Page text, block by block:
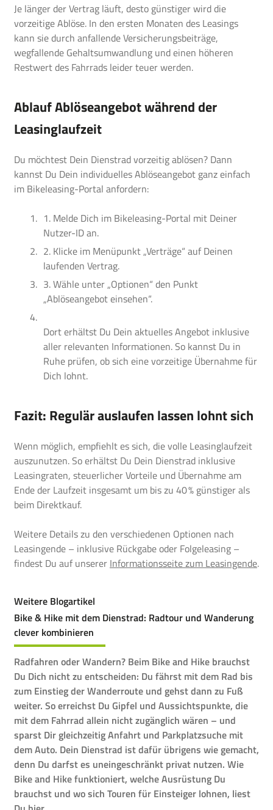
Je länger der Vertrag läuft, desto günstiger wird die
vorzeitige Ablöse. In den ersten Monaten des Leasings
kann sie durch anfallende Versicherungsbeiträge,
wegfallende Gehaltsumwandlung und einen höheren
Restwert des Fahrrads leider teuer werden.
Ablauf Ablöseangebot während der
Leasinglaufzeit
Du möchtest Dein Dienstrad vorzeitig ablösen? Dann
kannst Du Dein individuelles Ablöseangebot ganz einfach
im Bikeleasing-Portal anfordern:
1. Melde Dich im Bikeleasing-Portal mit Deiner
Nutzer-ID an.
2. Klicke im Menüpunkt „Verträge“ auf Deinen
laufenden Vertrag.
3. Wähle unter „Optionen“ den Punkt
„Ablöseangebot einsehen“.
Dort erhältst Du Dein aktuelles Angebot inklusive
aller relevanten Informationen. So kannst Du in
Ruhe prüfen, ob sich eine vorzeitige Übernahme für
Dich lohnt.
Fazit: Regulär auslaufen lassen lohnt sich
Wenn möglich, empfiehlt es sich, die volle Leasinglaufzeit
auszunutzen. So erhältst Du Dein Dienstrad inklusive
Leasingraten, steuerlicher Vorteile und Übernahme am
Ende der Laufzeit insgesamt um bis zu 40 % günstiger als
beim Direktkauf.
Weitere Details zu den verschiedenen Optionen nach
Leasingende – inklusive Rückgabe oder Folgeleasing –
findest Du auf unserer Informationsseite zum Leasingende.
Weitere Blogartikel
Bike & Hike mit dem Dienstrad: Radtour und Wanderung
clever kombinieren
Radfahren oder Wandern? Beim Bike and Hike brauchst
Du Dich nicht zu entscheiden: Du fährst mit dem Rad bis
zum Einstieg der Wanderroute und gehst dann zu Fuß
weiter. So erreichst Du Gipfel und Aussichtspunkte, die
mit dem Fahrrad allein nicht zugänglich wären – und
sparst Dir gleichzeitig Anfahrt und Parkplatzsuche mit
dem Auto. Dein Dienstrad ist dafür übrigens wie gemacht,
denn Du darfst es uneingeschränkt privat nutzen. Wie
Bike and Hike funktioniert, welche Ausrüstung Du
brauchst und wo sich Touren für Einsteiger lohnen, liest